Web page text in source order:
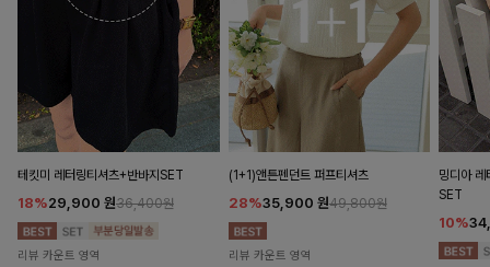
테킷미 레터링티셔츠+반바지SET
18%29,900 원36,400원
리뷰 카운트 영역
(1+1)앤튼펜던트 퍼프티셔츠
28%35,900 원49,800원
리뷰 카운트 영역
밍디아 레
SET
10%